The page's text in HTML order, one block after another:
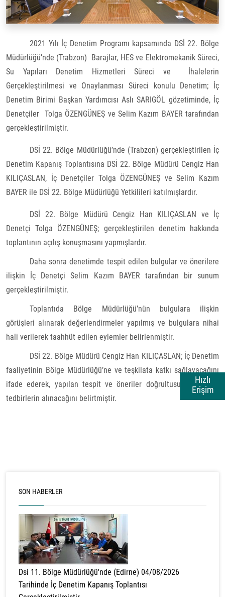
Hızlı
Erişim
2021 Yılı İç Denetim Programı kapsamında DSİ 22. Bölge
Müdürlüğü’nde (Trabzon) Barajlar, HES ve Elektromekanik Süreci,
Su Yapıları Denetim Hizmetleri Süreci ve İhalelerin
Gerçekleştirilmesi ve Onaylanması Süreci konulu Denetim; İç
Denetim Birimi Başkan Yardımcısı Aslı SARIGÖL gözetiminde, İç
Denetçiler Tolga ÖZENGÜNEŞ ve Selim Kazım BAYER tarafından
gerçekleştirilmiştir.
DSİ 22. Bölge Müdürlüğü’nde (Trabzon) gerçekleştirilen İç
Denetim Kapanış Toplantısına DSİ 22. Bölge Müdürü Cengiz Han
KILIÇASLAN, İç Denetçiler Tolga ÖZENGÜNEŞ ve Selim Kazım
BAYER ile DSİ 22. Bölge Müdürlüğü Yetkilileri katılmışlardır.
DSİ 22. Bölge Müdürü Cengiz Han KILIÇASLAN ve İç
Denetçi Tolga ÖZENGÜNEŞ; gerçekleştirilen denetim hakkında
toplantının açılış konuşmasını yapmışlardır.
Daha sonra denetimde tespit edilen bulgular ve önerilere
ilişkin İç Denetçi Selim Kazım BAYER tarafından bir sunum
gerçekleştirilmiştir.
Toplantıda Bölge Müdürlüğü’nün bulgulara ilişkin
görüşleri alınarak değerlendirmeler yapılmış ve bulgulara nihai
hali verilerek taahhüt edilen eylemler belirlenmiştir.
DSİ 22. Bölge Müdürü Cengiz Han KILIÇASLAN; İç Denetim
faaliyetinin Bölge Müdürlüğü’ne ve teşkilata katkı sağlayacağını
ifade ederek, yapılan tespit ve öneriler doğrultusunda gerekli
tedbirlerin alınacağını belirtmiştir.
SON HABERLER
Dsi 11. Bölge Müdürlüğü'nde (Edirne) 04/08/2026
Tarihinde İç Denetim Kapanış Toplantısı